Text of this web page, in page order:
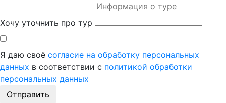
Хочу уточнить про тур
Я даю своё согласие на обработку персональных
данных в соответствии с политикой обработки
персональных данных
Отправить